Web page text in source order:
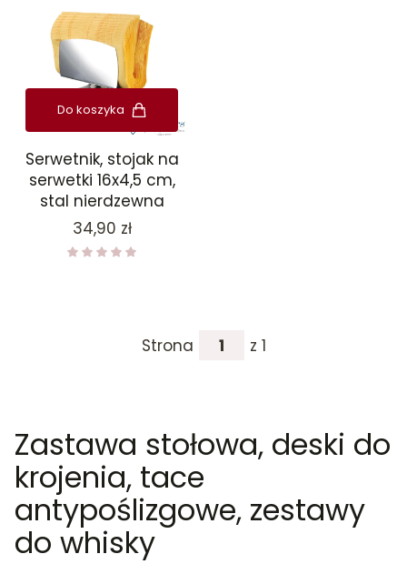
Do koszyka
Serwetnik, stojak na
serwetki 16x4,5 cm,
stal nierdzewna
Cena
34,90 zł
Strona z 1
Zastawa stołowa, deski do
krojenia, tace
antypoślizgowe, zestawy
do whisky